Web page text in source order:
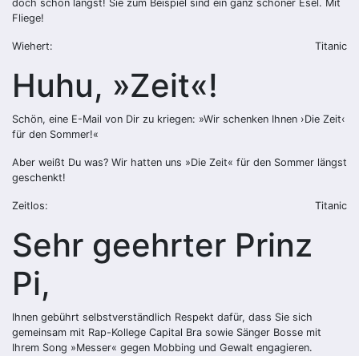
doch schon längst! Sie zum Beispiel sind ein ganz schöner Esel. Mit
Fliege!
Wiehert: Titanic
Huhu, »Zeit«!
Schön, eine E-Mail von Dir zu kriegen: »Wir schenken Ihnen ›Die Zeit‹
für den Sommer!«
Aber weißt Du was? Wir hatten uns »Die Zeit« für den Sommer längst
geschenkt!
Zeitlos: Titanic
Sehr geehrter Prinz
Pi,
Ihnen gebührt selbstverständlich Respekt dafür, dass Sie sich
gemeinsam mit Rap-Kollege Capital Bra sowie Sänger Bosse mit
Ihrem Song »Messer« gegen Mobbing und Gewalt engagieren.